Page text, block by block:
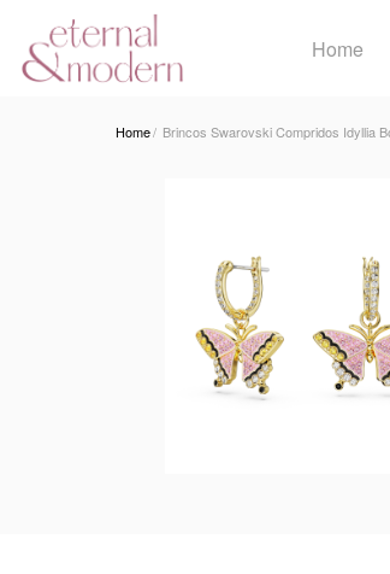
Home
Home Brincos Swarovski Compridos Idyllia